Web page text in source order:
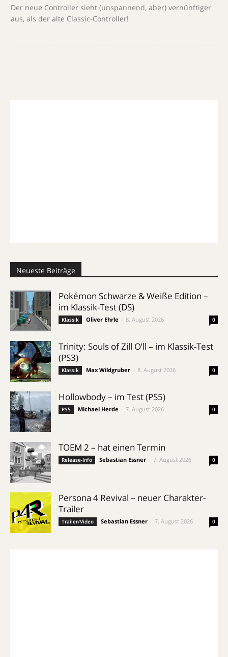
Der neue Controller sieht (unspannend, aber) vernünftiger
aus, als der alte Classic-Controller!
Neueste Beiträge
Pokémon Schwarze & Weiße Edition –
im Klassik-Test (DS)
Klassik Oliver Ehrle 8. August 2026 0
Trinity: Souls of Zill O’ll – im Klassik-Test
(PS3)
Klassik Max Wildgruber 8. August 2026 0
Hollowbody – im Test (PS5)
PS5 Michael Herde 7. August 2026 0
TOEM 2 – hat einen Termin
Release-Info Sebastian Essner 7. August 2026 0
Persona 4 Revival – neuer Charakter-
Trailer
Trailer/Video Sebastian Essner 7. August 2026 0